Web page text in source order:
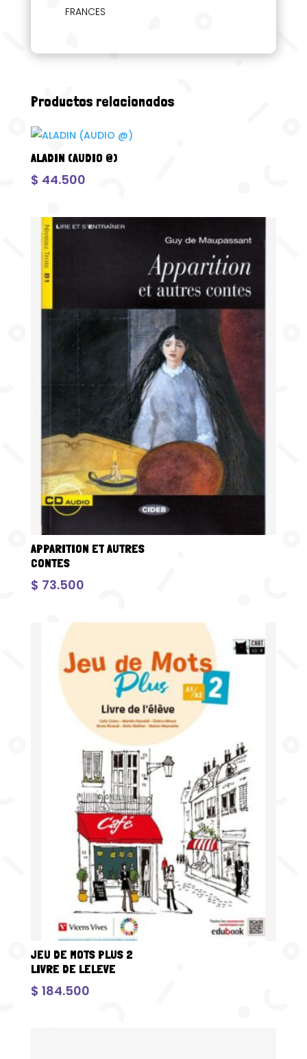
FRANCES
Productos relacionados
ALADIN (AUDIO @)
$ 44.500
APPARITION ET AUTRES
CONTES
$ 73.500
JEU DE MOTS PLUS 2
LIVRE DE LELEVE
$ 184.500